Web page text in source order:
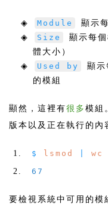
◈ Module
顯示
◈
Size
顯示每
體大小）
◈
Used by
顯示
的模組
顯然，這裡有很多 模組
版本以及正在執行的內
$ lsmod wc
67
要檢視系統中可用的模